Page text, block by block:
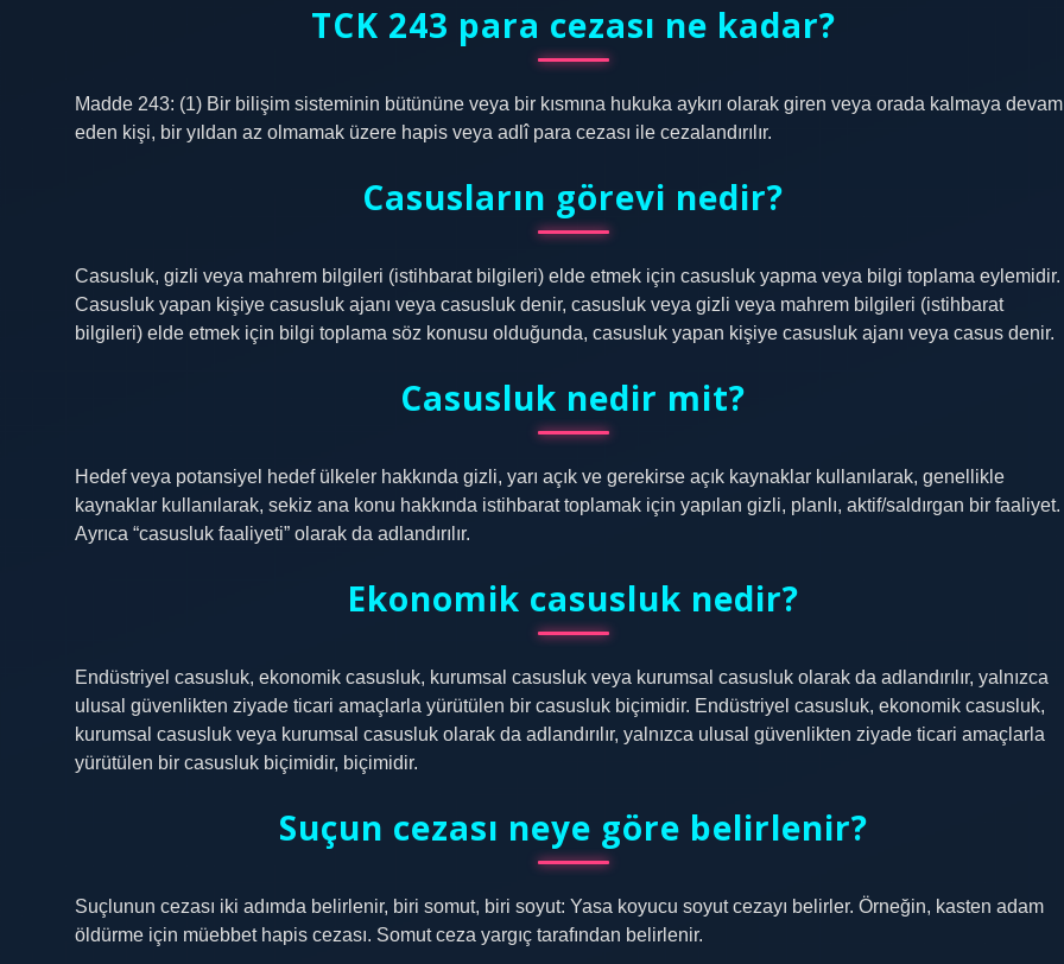
TCK 243 para cezası ne kadar?
Madde 243: (1) Bir bilişim sisteminin bütününe veya bir kısmına hukuka aykırı olarak giren veya orada kalmaya devam
eden kişi, bir yıldan az olmamak üzere hapis veya adlî para cezası ile cezalandırılır.
Casusların görevi nedir?
Casusluk, gizli veya mahrem bilgileri (istihbarat bilgileri) elde etmek için casusluk yapma veya bilgi toplama eylemidir.
Casusluk yapan kişiye casusluk ajanı veya casusluk denir, casusluk veya gizli veya mahrem bilgileri (istihbarat
bilgileri) elde etmek için bilgi toplama söz konusu olduğunda, casusluk yapan kişiye casusluk ajanı veya casus denir.
Casusluk nedir mit?
Hedef veya potansiyel hedef ülkeler hakkında gizli, yarı açık ve gerekirse açık kaynaklar kullanılarak, genellikle
kaynaklar kullanılarak, sekiz ana konu hakkında istihbarat toplamak için yapılan gizli, planlı, aktif/saldırgan bir faaliyet.
Ayrıca “casusluk faaliyeti” olarak da adlandırılır.
Ekonomik casusluk nedir?
Endüstriyel casusluk, ekonomik casusluk, kurumsal casusluk veya kurumsal casusluk olarak da adlandırılır, yalnızca
ulusal güvenlikten ziyade ticari amaçlarla yürütülen bir casusluk biçimidir. Endüstriyel casusluk, ekonomik casusluk,
kurumsal casusluk veya kurumsal casusluk olarak da adlandırılır, yalnızca ulusal güvenlikten ziyade ticari amaçlarla
yürütülen bir casusluk biçimidir, biçimidir.
Suçun cezası neye göre belirlenir?
Suçlunun cezası iki adımda belirlenir, biri somut, biri soyut: Yasa koyucu soyut cezayı belirler. Örneğin, kasten adam
öldürme için müebbet hapis cezası. Somut ceza yargıç tarafından belirlenir.